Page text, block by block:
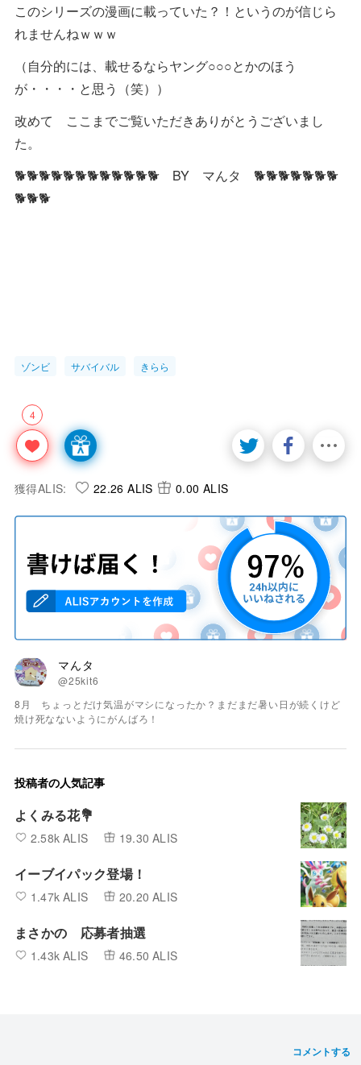
このシリーズの漫画に載っていた？！というのが信じら
れませんねｗｗｗ
（自分的には、載せるならヤング○○○とかのほう
が・・・・と思う（笑））
改めて ここまでご覧いただきありがとうございまし
た。
🐕🐕🐕🐕🐕🐕🐕🐕🐕🐕🐕🐕 BY マんタ 🐕🐕🐕🐕🐕🐕🐕
🐕🐕🐕
ゾンビ サバイバル きらら
4
獲得ALIS: 22.26 ALIS 0.00 ALIS
マんタ
@25kit6
8月 ちょっとだけ気温がマシになったか？まだまだ暑い日が続くけど
焼け死なないようにがんばろ！
投稿者の人気記事
よくみる花💐
2.58k ALIS 19.30 ALIS
イーブイパック登場！
1.47k ALIS 20.20 ALIS
まさかの 応募者抽選
1.43k ALIS 46.50 ALIS
コメントする